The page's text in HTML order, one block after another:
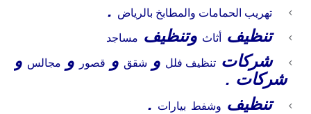
تهريب الحمامات والمطابخ بالرياض .
تنظيف أثاث وتنظيف مساجد
شركات تنظيف فلل و شقق و قصور و مجالس و
شركات .
تنظيف وشفط بيارات .